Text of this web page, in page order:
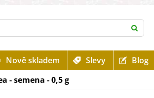
Nově skladem Slevy Blog
- semena - 0,5 g